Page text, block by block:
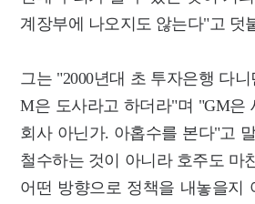
계장부에 나오지도 않는다"고 덧
그는 "2000년대 초 투자은행 다
M은 도사라고 하더라"며 "GM은
회사 아닌가. 아홉수를 본다"고
철수하는 것이 아니라 호주도 마
어떤 방향으로 정책을 내놓을지